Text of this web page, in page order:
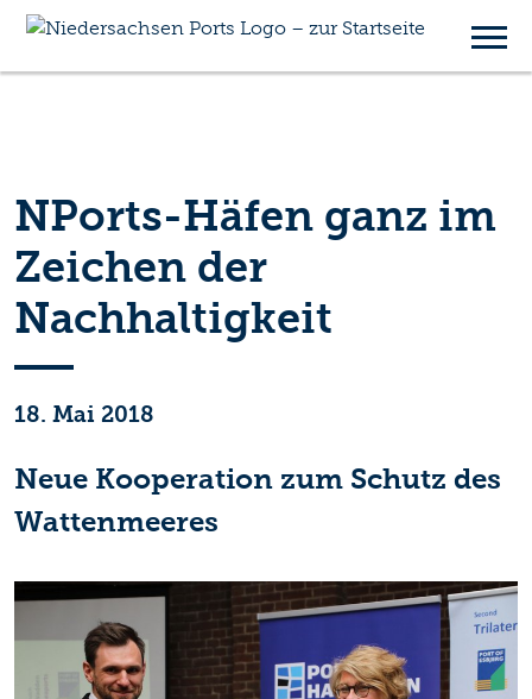
NPorts-Häfen ganz im
Zeichen der
Nachhaltigkeit
18. Mai 2018
Neue Kooperation zum Schutz des
Wattenmeeres